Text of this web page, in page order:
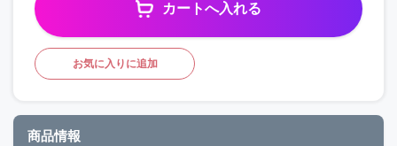
カートへ入れる
お気に入りに追加
商品情報